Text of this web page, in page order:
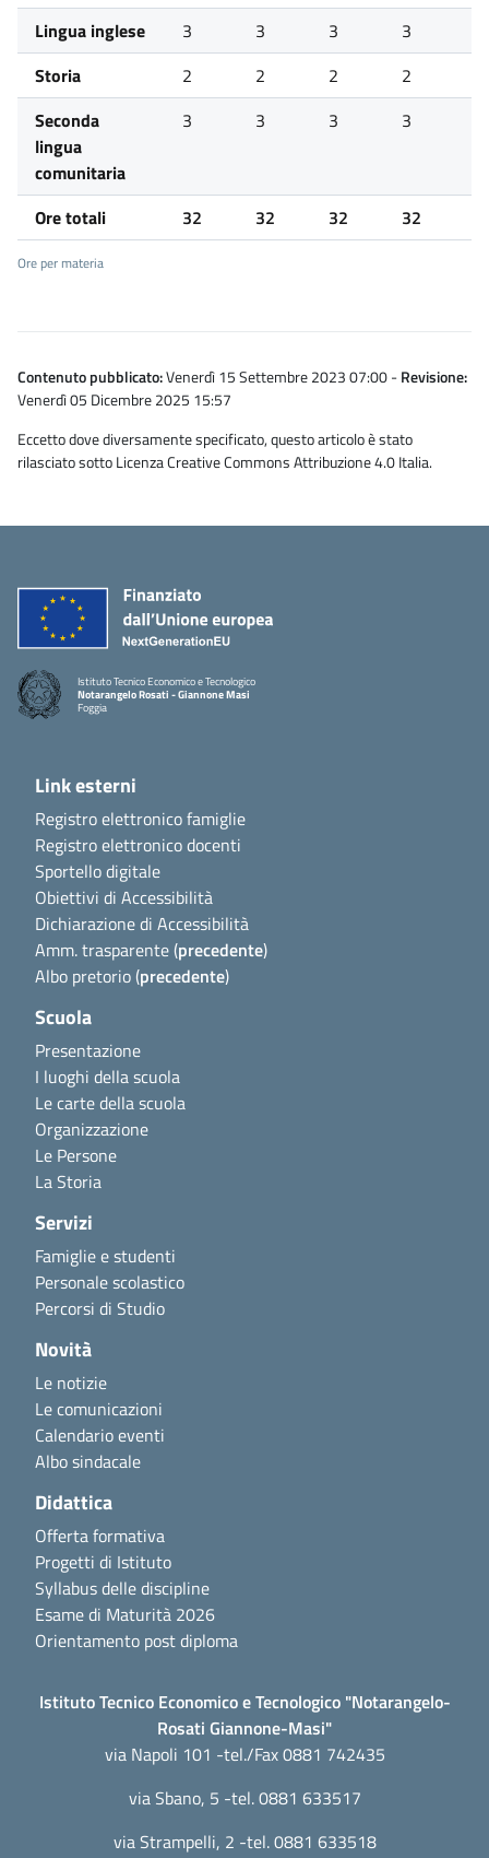
Ore per materia
Lingua inglese 3 3 3 3
Storia
2 2 2 2
Seconda
lingua
comunitaria
3 3 3 3
Ore totali 32 32 32 32
Contenuto pubblicato:Venerdì 15 Settembre 2023 07:00-Revisione:
Venerdì 05 Dicembre 2025 15:57
Eccetto dove diversamente specificato, questo articolo è stato
rilasciato sotto Licenza Creative Commons Attribuzione 4.0 Italia.
Istituto Tecnico Economico e Tecnologico
Notarangelo Rosati - Giannone Masi
Foggia
Link esterni
Registro elettronico famiglie
Registro elettronico docenti
Sportello digitale
Obiettivi di Accessibilità
Dichiarazione di Accessibilità
Amm. trasparente (precedente)
Albo pretorio (precedente)
Scuola
Presentazione
I luoghi della scuola
Le carte della scuola
Organizzazione
Le Persone
La Storia
Servizi
Famiglie e studenti
Personale scolastico
Percorsi di Studio
Novità
Le notizie
Le comunicazioni
Calendario eventi
Albo sindacale
Didattica
Offerta formativa
Progetti di Istituto
Syllabus delle discipline
Esame di Maturità 2026
Orientamento post diploma
Istituto Tecnico Economico e Tecnologico "Notarangelo-
Rosati Giannone-Masi"
via Napoli 101 -tel./Fax 0881 742435
via Sbano, 5 -tel. 0881 633517
via Strampelli, 2 -tel. 0881 633518